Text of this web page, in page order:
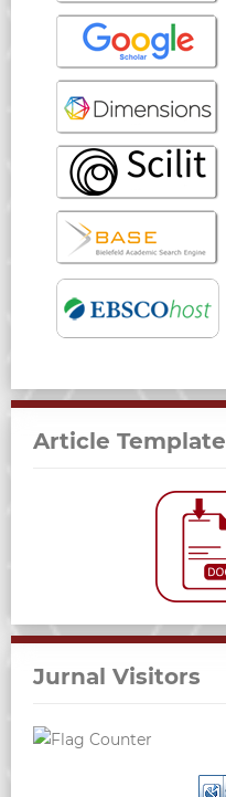
Article Template
Jurnal Visitors